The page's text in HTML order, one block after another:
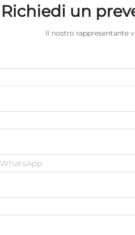
Richiedi un
Il nostro rappresentante